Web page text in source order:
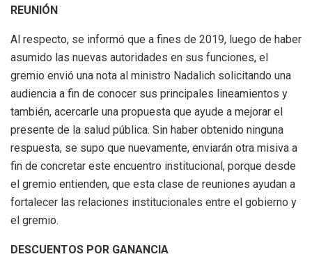
REUNIÓN
Al respecto, se informó que a fines de 2019, luego de haber
asumido las nuevas autoridades en sus funciones, el
gremio envió una nota al ministro Nadalich solicitando una
audiencia a fin de conocer sus principales lineamientos y
también, acercarle una propuesta que ayude a mejorar el
presente de la salud pública. Sin haber obtenido ninguna
respuesta, se supo que nuevamente, enviarán otra misiva a
fin de concretar este encuentro institucional, porque desde
el gremio entienden, que esta clase de reuniones ayudan a
fortalecer las relaciones institucionales entre el gobierno y
el gremio.
DESCUENTOS POR GANANCIA